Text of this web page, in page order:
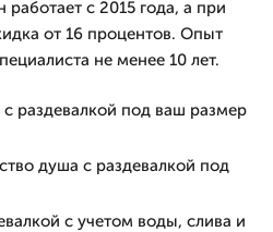
с 2015 года, а при
от 16 процентов. Опыт
не менее 10 лет.
раздевалкой под ваш размер
душа с раздевалкой под
с учетом воды, слива и